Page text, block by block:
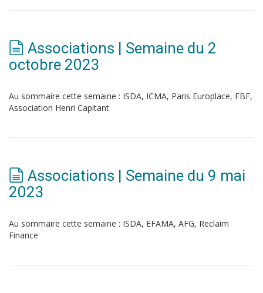
Associations | Semaine du 2
octobre 2023
Au sommaire cette semaine : ISDA, ICMA, Paris Europlace, FBF,
Association Henri Capitant
Associations | Semaine du 9 mai
2023
Au sommaire cette semaine : ISDA, EFAMA, AFG, Reclaim
Finance